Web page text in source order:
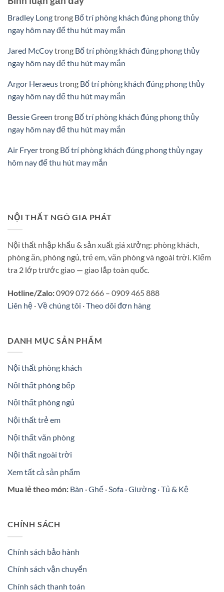
Bradley Longtrong Bố trí phòng khách đúng phong thủy
ngay hôm nay để thu hút may mắn
Jared McCoytrong Bố trí phòng khách đúng phong thủy
ngay hôm nay để thu hút may mắn
Argor Heraeustrong Bố trí phòng khách đúng phong thủy
ngay hôm nay để thu hút may mắn
Bessie Green trong Bố trí phòng khách đúng phong thủy
ngay hôm nay để thu hút may mắn
Air Fryertrong Bố trí phòng khách đúng phong thủy ngay
hôm nay để thu hút may mắn
NỘI THẤT NGÔ GIA PHÁT
Nội thất nhập khẩu & sản xuất giá xưởng: phòng khách,
phòng ăn, phòng ngủ, trẻ em, văn phòng và ngoài trời. Kiểm
tra 2 lớp trước giao — giao lắp toàn quốc.
Hotline/Zalo:0909 072 666 – 0909 465 888
Liên hệ ·Về chúng tôi ·Theo dõi đơn hàng
DANH MỤC SẢN PHẨM
Nội thất phòng khách
Nội thất phòng bếp
Nội thất phòng ngủ
Nội thất trẻ em
Nội thất văn phòng
Nội thất ngoài trời
Xem tất cả sản phẩm
Mua lẻ theo món: Bàn ·Ghế ·Sofa ·Giường ·Tủ & Kệ
CHÍNH SÁCH
Chính sách bảo hành
Chính sách vận chuyển
Chính sách thanh toán